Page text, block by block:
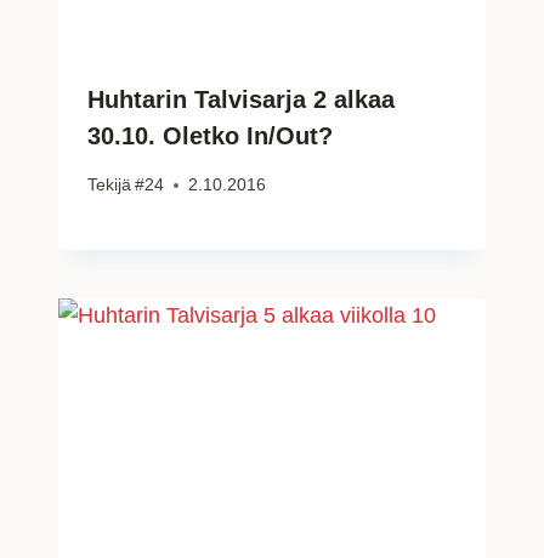
Huhtarin Talvisarja 2 alkaa
30.10. Oletko In/Out?
Tekijä #24 2.10.2016